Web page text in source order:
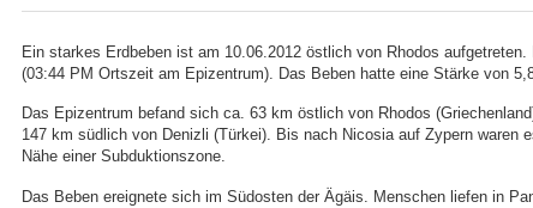
Ein starkes Erdbeben ist am 10.06.2012 östlich von Rhodos
(03:44 PM Ortszeit am Epizentrum). Das Beben hatte eine Stärke von
Das Epizentrum befand sich ca. 63 km östlich von Rhodos
147 km südlich von Denizli (Türkei). Bis nach Nicosia auf Zypern waren
Nähe einer Subduktionszone.
Das Beben ereignete sich im Südosten der Ägäis. Menschen liefen in